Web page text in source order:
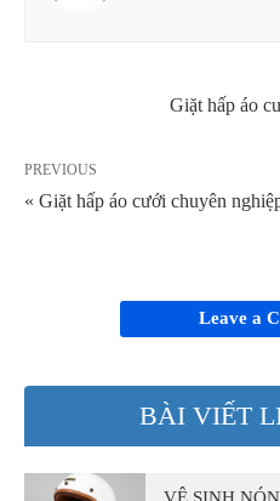
Giặt hấp áo
PREVIOUS
« Giặt hấp áo cưới chuyên
Leave a
BÀI VIẾT